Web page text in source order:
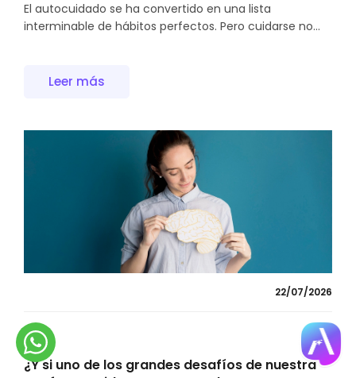
El autocuidado se ha convertido en una lista
interminable de hábitos perfectos. Pero cuidarse no...
Leer más
22/07/2026
¿Y si uno de los grandes desafíos de nuestra